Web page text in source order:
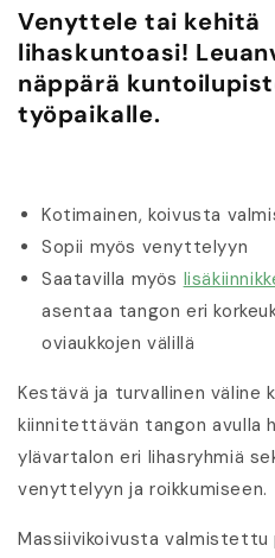
Venyttele tai kehitä
lihaskuntoasi!
näppärä
työpaikalle.
Kotimainen, koivusta
Sopii myös venyttelyyn
Saatavilla myös
asentaa tangon eri
oviaukkojen välillä
Kestävä ja turvallinen väline
kiinnitettävän tangon avulla
ylävartalon eri lihasryhmiä
venyttelyyn ja roikkumiseen.
Massiivikoivusta valmistettu